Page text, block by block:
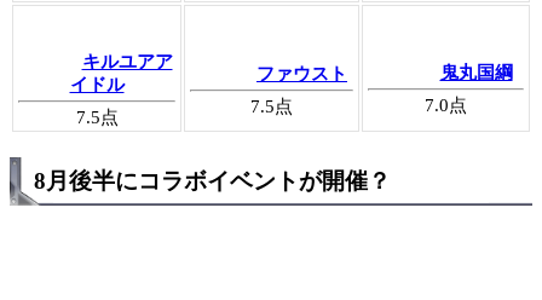
キルユアア
イドル
7.5点
ファウスト
7.5点
鬼丸国綱
7.0点
8月後半にコラボイベントが開催？